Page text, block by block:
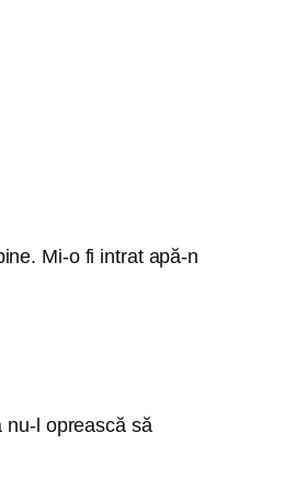
Mi-o fi intrat apă-n
nu-l oprească să